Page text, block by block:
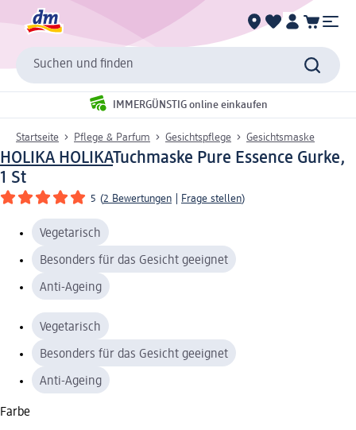
Suchen und finden
IMMERGÜNSTIG online einkaufen
Startseite Pflege & Parfum Gesichtspflege Gesichtsmaske
HOLIKA HOLIKATuchmaske Pure Essence Gurke,
1 St
5 (2 Bewertungen Frage stellen)
Vegetarisch
Besonders für das Gesicht geeignet
Anti-Ageing
Vegetarisch
Besonders für das Gesicht geeignet
Anti-Ageing
Farbe